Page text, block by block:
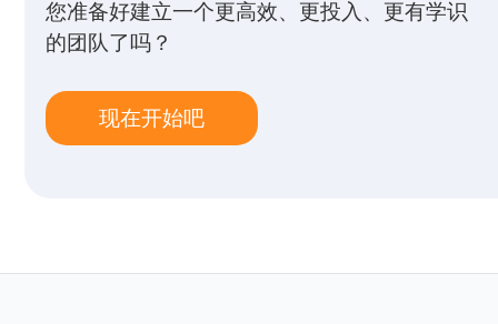
您准备好建立一个更高效、更投入、更有学识
的团队了吗？
现在开始吧